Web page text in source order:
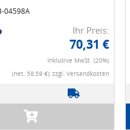
04598A
Ihr Preis:
70,31 €
Inklusive MwSt. (20%)
(net. 58,59 €) zzgl. Versandkosten